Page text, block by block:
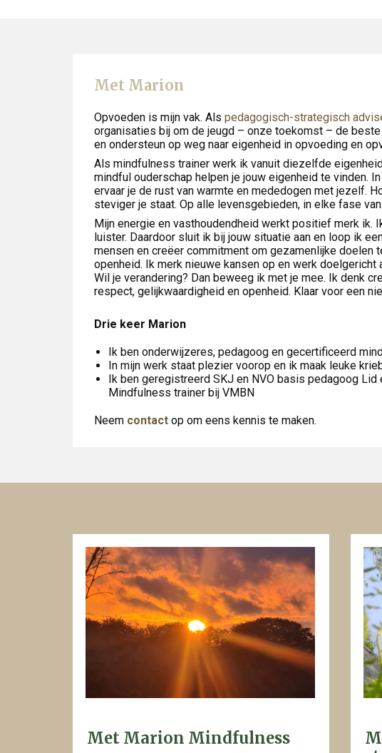
Met Marion
Opvoeden is mijn vak. Als pedagogisch-strategisch
organisaties bij om de jeugd – onze toekomst – de
en ondersteun op weg naar eigenheid in opvoeding en
Als mindfulness trainer werk ik vanuit diezelfde
mindful ouderschap helpen je jouw eigenheid te vinden.
ervaar je de rust van warmte en mededogen met jezelf.
steviger je staat. Op alle levensgebieden, in elke fase
Mijn energie en vasthoudendheid werkt positief merk ik.
luister. Daardoor sluit ik bij jouw situatie aan en loop ik
mensen en creëer commitment om gezamenlijke doelen
openheid. Ik merk nieuwe kansen op en werk doelgericht
Wil je verandering? Dan beweeg ik met je mee. Ik denk
respect, gelijkwaardigheid en openheid. Klaar voor een
Drie keer Marion
Ik ben onderwijzeres, pedagoog en gecertificeerd
In mijn werk staat plezier voorop en ik maak leuke
Ik ben geregistreerd SKJ en NVO basis pedagoog
Mindfulness trainer bij VMBN
Neem contact op om eens kennis te maken.
Met Marion Mindfulness